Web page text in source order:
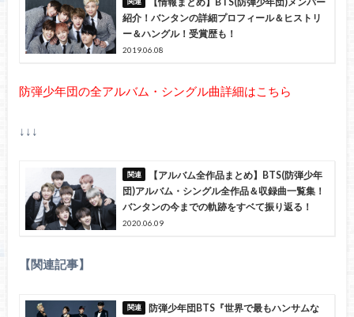
紹介！バンタンの詳細プロフィール＆ヒストリ
ー＆ハングル！受賞歴も！
2019.06.08
防弾少年団の全アルバム・シングル曲詳細はこちら
↓↓↓
【アルバム全作品まとめ】BTS(防弾少年
団)アルバム・シングル全作品＆収録曲一覧集！
バンタンの今までの軌跡をすベて振り返る！
2020.06.09
【関連記事】
防弾少年団BTS『世界で最もハンサムな